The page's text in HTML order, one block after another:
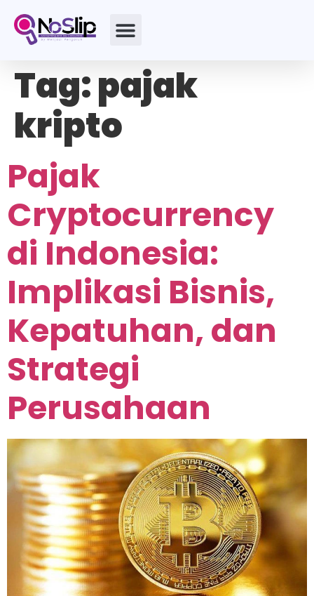
Tag:pajak
kripto
Pajak
Cryptocurrency
di Indonesia:
Implikasi Bisnis,
Kepatuhan, dan
Strategi
Perusahaan